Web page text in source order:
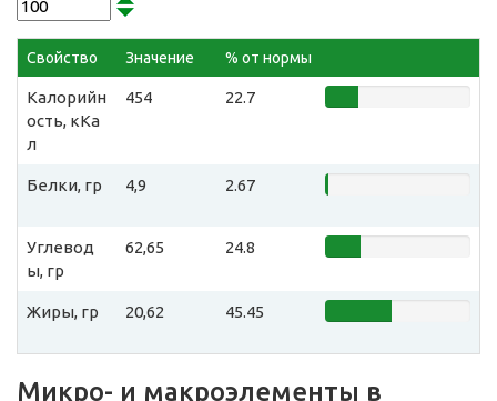
Свойство Значение % от нормы
Калорийн
ость, кКа
л
454 22.7
Белки, гр 4,9 2.67
Углевод
ы, гр
62,65 24.8
Жиры, гр 20,62 45.45
Микро- и макроэлементы в